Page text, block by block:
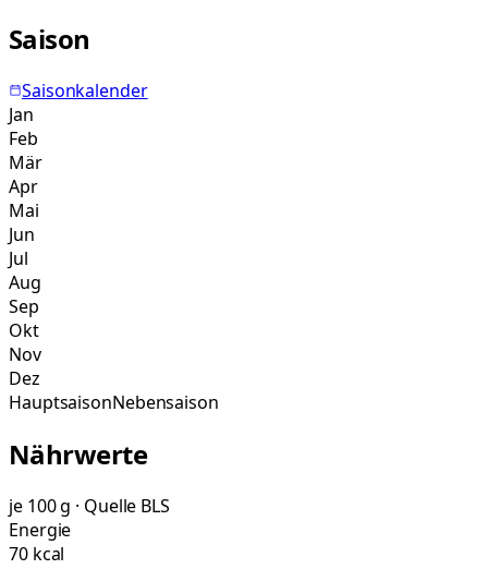
Saison
Saisonkalender
Jan
Feb
Mär
Apr
Mai
Jun
Jul
Aug
Sep
Okt
Nov
Dez
HauptsaisonNebensaison
Nährwerte
je 100 g · Quelle BLS
Energie
70 kcal